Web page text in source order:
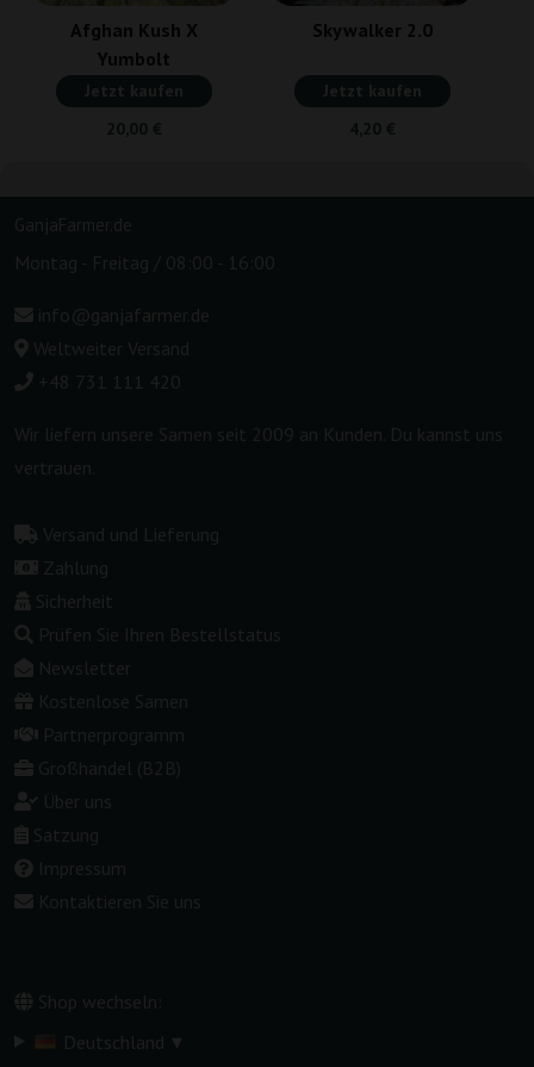
Afghan Kush X
Yumbolt
Jetzt kaufen
20,00 €
Skywalker 2.0
Jetzt kaufen
4,20 €
GanjaFarmer.de
Montag - Freitag / 08:00 - 16:00
info@ganjafarmer.de
Weltweiter Versand
+48 731 111 420
Wir liefern unsere Samen seit 2009 an Kunden. Du kannst uns
vertrauen.
Versand und Lieferung
Zahlung
Sicherheit
Prüfen Sie Ihren Bestellstatus
Newsletter
Kostenlose Samen
Partnerprogramm
Großhandel (B2B)
Über uns
Satzung
Impressum
Kontaktieren Sie uns
Shop wechseln:
Deutschland ▾